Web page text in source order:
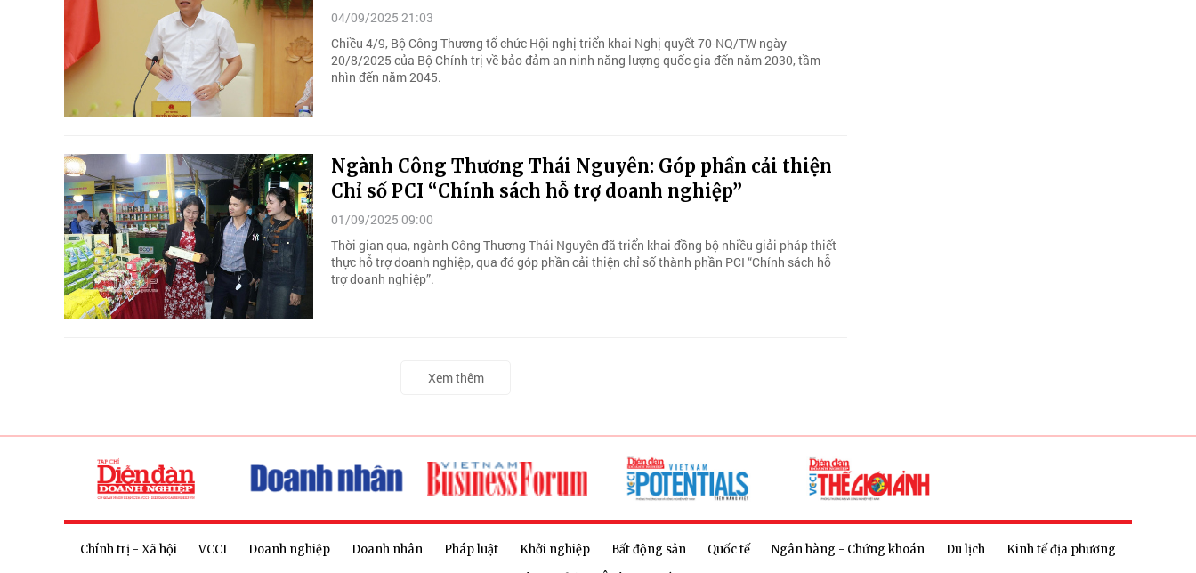
04/09/2025 21:03
Chiều 4/9, Bộ Công Thương tổ chức Hội nghị triển khai Nghị quyết 70-NQ/TW ngày
20/8/2025 của Bộ Chính trị về bảo đảm an ninh năng lượng quốc gia đến năm 2030, tầm
nhìn đến năm 2045.
Ngành Công Thương Thái Nguyên: Góp phần cải thiện
Chỉ số PCI “Chính sách hỗ trợ doanh nghiệp”
01/09/2025 09:00
Thời gian qua, ngành Công Thương Thái Nguyên đã triển khai đồng bộ nhiều giải pháp thiết
thực hỗ trợ doanh nghiệp, qua đó góp phần cải thiện chỉ số thành phần PCI “Chính sách hỗ
trợ doanh nghiệp”.
Xem thêm
Chính trị - Xã hội VCCI Doanh nghiệp Doanh nhân Pháp luật Khởi nghiệp Bất động sản Quốc tế Ngân hàng - Chứng khoán Du lịch
Kinh tế địa phương